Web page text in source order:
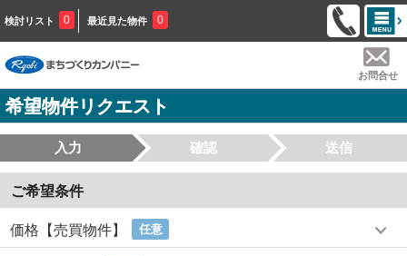
検討リスト 0 最近見た物件 0
お問合せ
希望物件リクエスト
入力 確認 送信
ご希望条件
価格【売買物件】 任意